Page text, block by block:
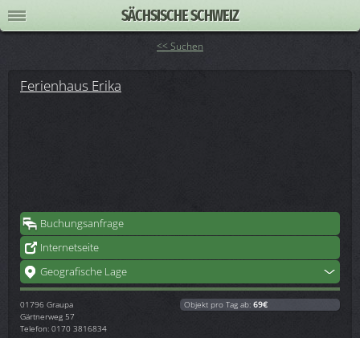
SÄCHSISCHE SCHWEIZ
<< Suchen
Ferienhaus Erika
Buchungsanfrage
Internetseite
Geografische Lage
01796 Graupa
Gärtnerweg 57
Telefon: 0170 3816834
Objekt pro Tag ab: 69€